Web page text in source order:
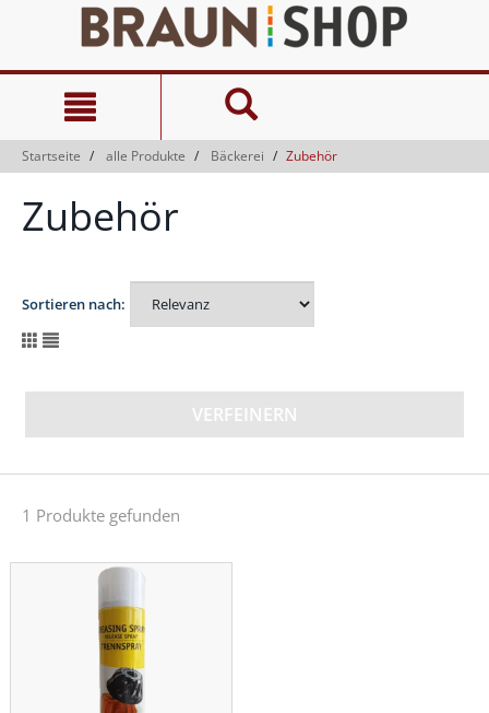
springen
Navigationsmenü
springen
Startseite alle Produkte Bäckerei Zubehör
Zubehör
Sortieren nach:
VERFEINERN
1 Produkte gefunden